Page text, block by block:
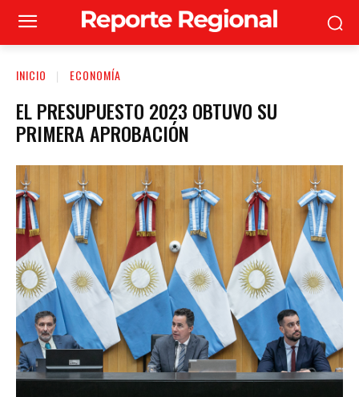
INICIO ECONOMÍA
EL PRESUPUESTO 2023 OBTUVO SU
PRIMERA APROBACIÓN